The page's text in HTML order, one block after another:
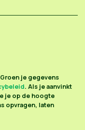
je gegevens
. Als je aanvinkt
je op de hoogte
opvragen, laten